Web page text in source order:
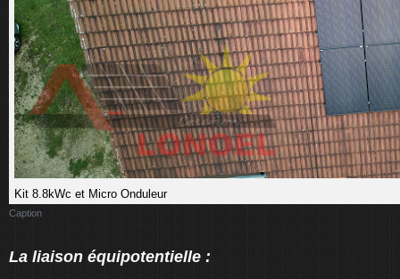
Kit 8.8kWc et Micro Onduleur
Caption
La liaison équipotentielle :